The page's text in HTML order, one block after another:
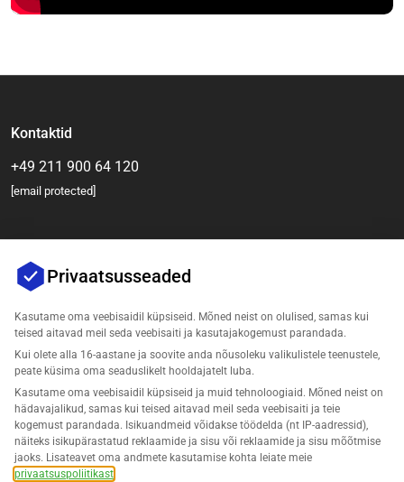
Kontaktid
+49 211 900 64 120
[email protected]
Ettevõte
Tugi
Lahendused Amazonile
Privaatsusseaded
Kasutame oma veebisaidil küpsiseid. Mõned neist on olulised, samas kui
teised aitavad meil seda veebisaiti ja kasutajakogemust parandada.
Kui olete alla 16-aastane ja soovite anda nõusoleku valikulistele teenustele,
peate küsima oma seaduslikelt hooldajatelt luba.
Kasutame oma veebisaidil küpsiseid ja muid tehnoloogiaid. Mõned neist on
hädavajalikud, samas kui teised aitavad meil seda veebisaiti ja teie
kogemust parandada. Isikuandmeid võidakse töödelda (nt IP-aadressid),
näiteks isikupärastatud reklaamide ja sisu või reklaamide ja sisu mõõtmise
jaoks. Lisateavet oma andmete kasutamise kohta leiate meie
privaatsuspoliitikast